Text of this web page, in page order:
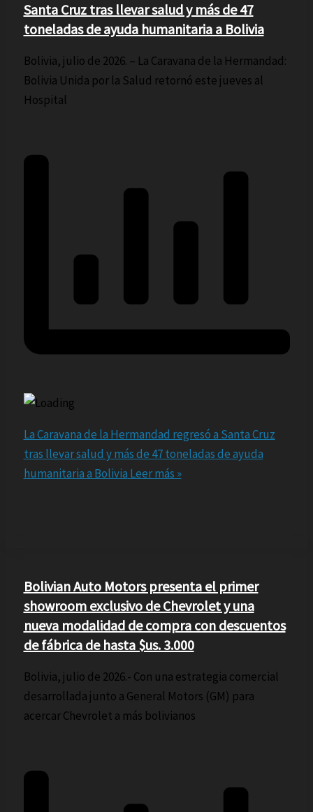
Santa Cruz tras llevar salud y más de 47
toneladas de ayuda humanitaria a Bolivia
Bolivia, julio de 2026. – La Caravana de la Hermandad:
Bolivia Unida por la Salud retornó este jueves al
Hospital
La Caravana de la Hermandad regresó a Santa Cruz
tras llevar salud y más de 47 toneladas de ayuda
humanitaria a Bolivia Leer más »
Bolivian Auto Motors presenta el primer
showroom exclusivo de Chevrolet y una
nueva modalidad de compra con descuentos
de fábrica de hasta $us. 3.000
Bolivia, julio de 2026.- Con una estrategia comercial
desarrollada junto a General Motors (GM) para
acercar Chevrolet a más bolivianos